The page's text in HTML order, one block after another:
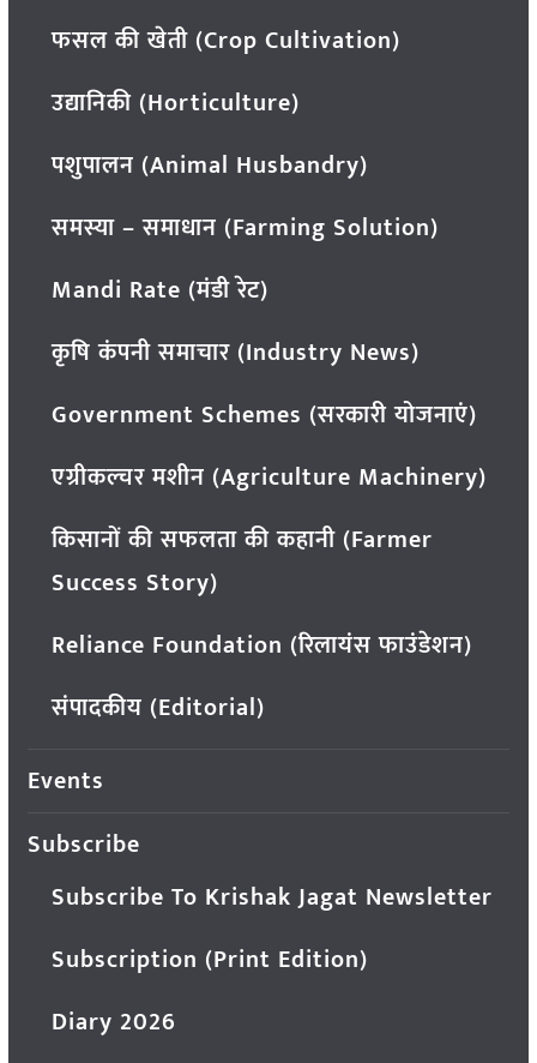
फसल की खेती (Crop Cultivation)
उद्यानिकी (Horticulture)
पशुपालन (Animal Husbandry)
समस्या – समाधान (Farming Solution)
Mandi Rate (मंडी रेट)
कृषि कंपनी समाचार (Industry News)
Government Schemes (सरकारी योजनाएं)
एग्रीकल्चर मशीन (Agriculture Machinery)
किसानों की सफलता की कहानी (Farmer
Success Story)
Reliance Foundation (रिलायंस फाउंडेशन)
संपादकीय (Editorial)
Events
Subscribe
Subscribe To Krishak Jagat Newsletter
Subscription (Print Edition)
Diary 2026